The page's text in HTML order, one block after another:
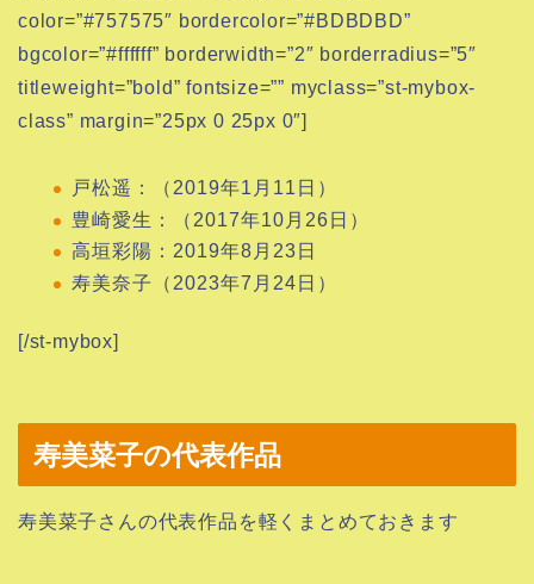
color=”#757575″ bordercolor=”#BDBDBD”
bgcolor=”#ffffff” borderwidth=”2″ borderradius=”5″
titleweight=”bold” fontsize=”” myclass=”st-mybox-
class” margin=”25px 0 25px 0″]
戸松遥：（2019年1月11日）
豊崎愛生：（2017年10月26日）
高垣彩陽：2019年8月23日
寿美奈子（2023年7月24日）
[/st-mybox]
寿美菜子の代表作品
寿美菜子さんの代表作品を軽くまとめておきます